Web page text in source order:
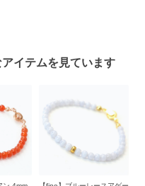
イテムを見ています